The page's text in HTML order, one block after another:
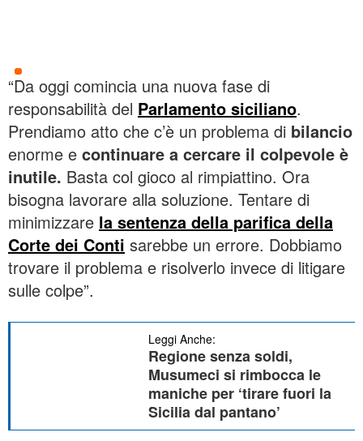
“Da oggi comincia una nuova fase di
responsabilità del Parlamento siciliano.
Prendiamo atto che c’è un problema di bilancio
enorme e continuare a cercare il colpevole è
inutile. Basta col gioco al rimpiattino. Ora
bisogna lavorare alla soluzione. Tentare di
minimizzare la sentenza della parifica della
Corte dei Conti sarebbe un errore. Dobbiamo
trovare il problema e risolverlo invece di litigare
sulle colpe”.
Leggi Anche:
Regione senza soldi,
Musumeci si rimbocca le
maniche per ‘tirare fuori la
Sicilia dal pantano’